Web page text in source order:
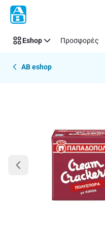
Παράλειψη
Eshop Προσφορές
AB eshop